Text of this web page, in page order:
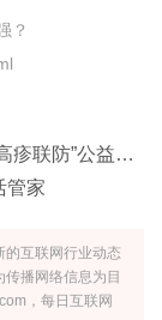
？
动在天坛正式启幕
管家
的互联网行业动态
播网络信息为目
，每日互联网